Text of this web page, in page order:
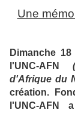
Une
Dimanche
l'UNC-AFN
d'Afrique du
création.
l'UNC-AFN